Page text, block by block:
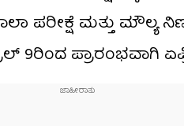
ಪರೀಕ್ಷೆ ಮತ್ತು
9ರಿಂದ ಪ್ರಾರಂಭವಾಗಿ